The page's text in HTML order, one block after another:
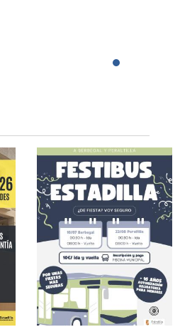
RECOGIDA DE
RESIDUOS